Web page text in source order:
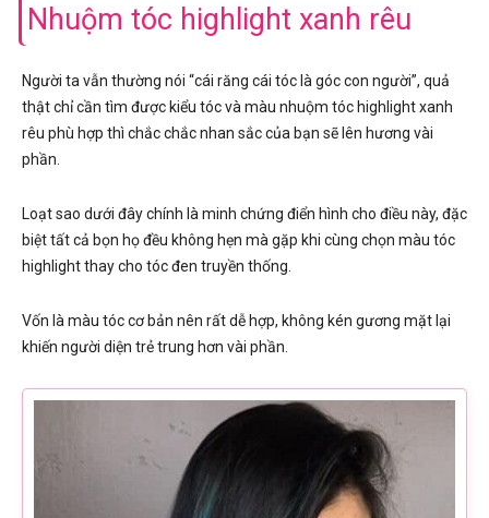
Nhuộm tóc highlight xanh rêu
Người ta vẫn thường nói “cái răng cái tóc là góc con người”, quả
thật chỉ cần tìm được kiểu tóc và màu nhuộm tóc highlight xanh
rêu phù hợp thì chắc chắc nhan sắc của bạn sẽ lên hương vài
phần.
Loạt sao dưới đây chính là minh chứng điển hình cho điều này, đặc
biệt tất cả bọn họ đều không hẹn mà gặp khi cùng chọn màu tóc
highlight thay cho tóc đen truyền thống.
Vốn là màu tóc cơ bản nên rất dễ hợp, không kén gương mặt lại
khiến người diện trẻ trung hơn vài phần.